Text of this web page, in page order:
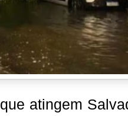
atingem